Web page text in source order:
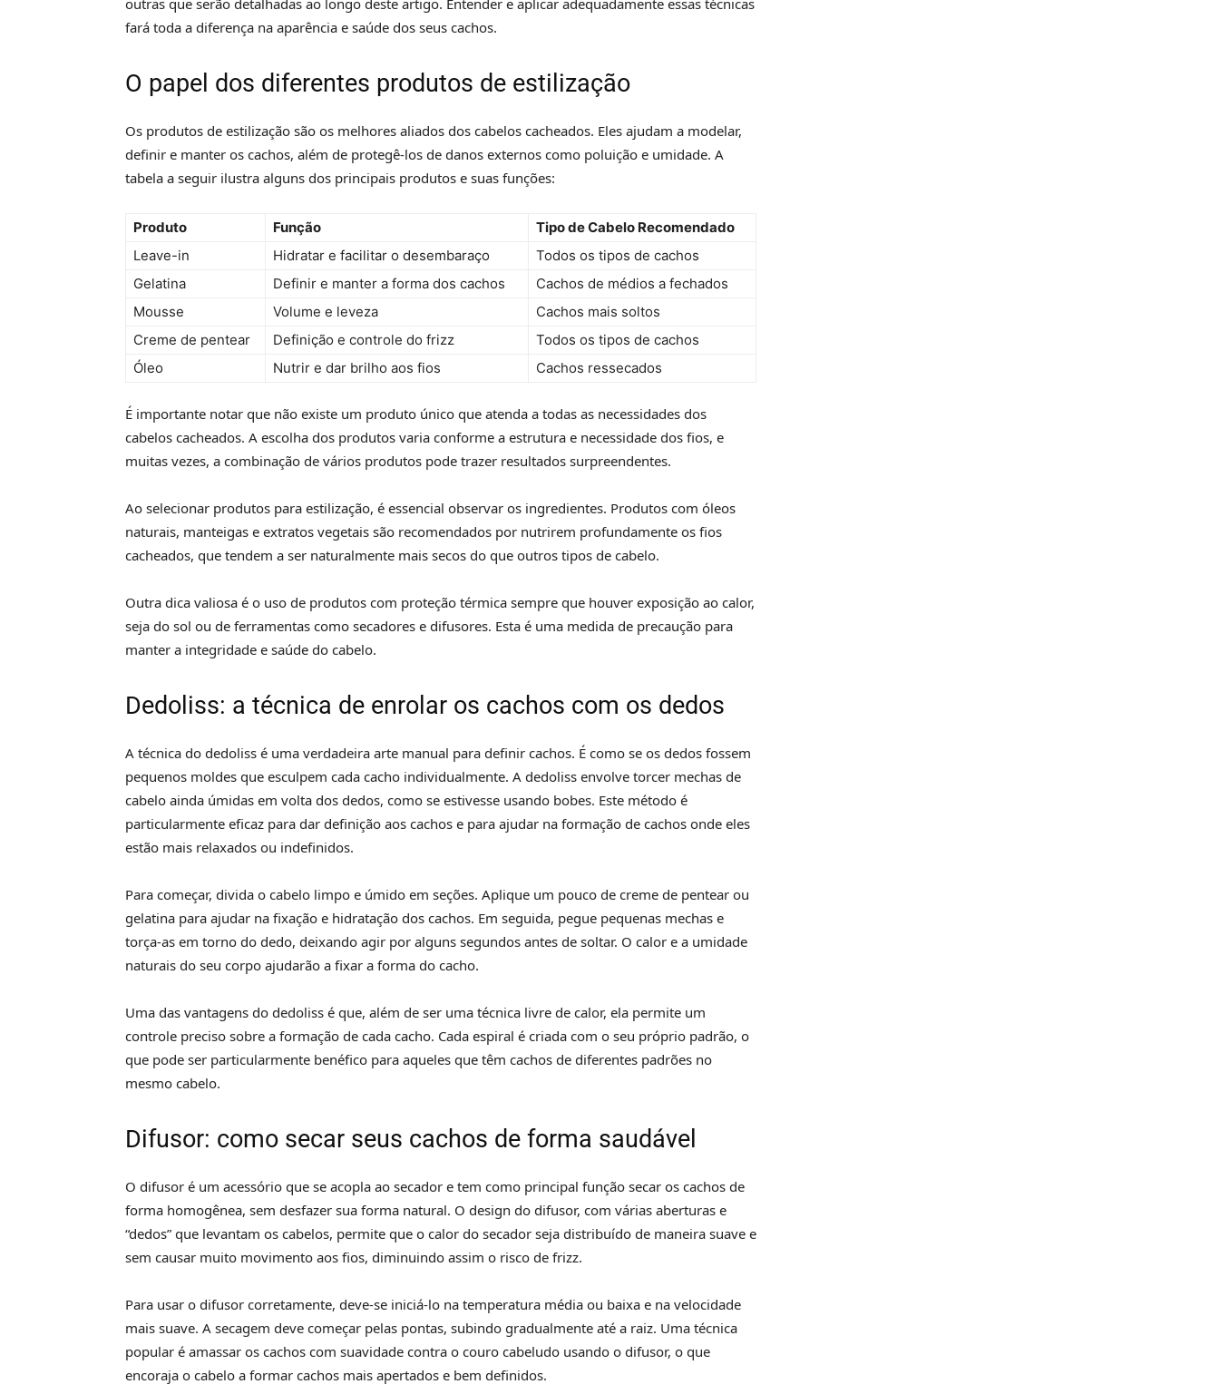
outras que serão detalhadas ao longo deste artigo. Entender e aplicar adequadamente essas técnicas
fará toda a diferença na aparência e saúde dos seus cachos.
O papel dos diferentes produtos de estilização
Os produtos de estilização são os melhores aliados dos cabelos cacheados. Eles ajudam a modelar,
definir e manter os cachos, além de protegê-los de danos externos como poluição e umidade. A
tabela a seguir ilustra alguns dos principais produtos e suas funções:
Produto Função
Tipo de Cabelo Recomendado
Leave-in
Hidratar e facilitar o desembaraço
Todos os tipos de cachos
Gelatina
Definir e manter a forma dos cachos
Cachos de médios a fechados
Mousse
Volume e leveza
Cachos mais soltos
Creme de pentear
Definição e controle do frizz
Todos os tipos de cachos
Óleo
Nutrir e dar brilho aos fios Cachos ressecados
É importante notar que não existe um produto único que atenda a todas as necessidades dos
cabelos cacheados. A escolha dos produtos varia conforme a estrutura e necessidade dos fios, e
muitas vezes, a combinação de vários produtos pode trazer resultados surpreendentes.
Ao selecionar produtos para estilização, é essencial observar os ingredientes. Produtos com óleos
naturais, manteigas e extratos vegetais são recomendados por nutrirem profundamente os fios
cacheados, que tendem a ser naturalmente mais secos do que outros tipos de cabelo.
Outra dica valiosa é o uso de produtos com proteção térmica sempre que houver exposição ao calor,
seja do sol ou de ferramentas como secadores e difusores. Esta é uma medida de precaução para
manter a integridade e saúde do cabelo.
Dedoliss: a técnica de enrolar os cachos com os dedos
A técnica do dedoliss é uma verdadeira arte manual para definir cachos. É como se os dedos fossem
pequenos moldes que esculpem cada cacho individualmente. A dedoliss envolve torcer mechas de
cabelo ainda úmidas em volta dos dedos, como se estivesse usando bobes. Este método é
particularmente eficaz para dar definição aos cachos e para ajudar na formação de cachos onde eles
estão mais relaxados ou indefinidos.
Para começar, divida o cabelo limpo e úmido em seções. Aplique um pouco de creme de pentear ou
gelatina para ajudar na fixação e hidratação dos cachos. Em seguida, pegue pequenas mechas e
torça-as em torno do dedo, deixando agir por alguns segundos antes de soltar. O calor e a umidade
naturais do seu corpo ajudarão a fixar a forma do cacho.
Uma das vantagens do dedoliss é que, além de ser uma técnica livre de calor, ela permite um
controle preciso sobre a formação de cada cacho. Cada espiral é criada com o seu próprio padrão, o
que pode ser particularmente benéfico para aqueles que têm cachos de diferentes padrões no
mesmo cabelo.
Difusor: como secar seus cachos de forma saudável
O difusor é um acessório que se acopla ao secador e tem como principal função secar os cachos de
forma homogênea, sem desfazer sua forma natural. O design do difusor, com várias aberturas e
“dedos” que levantam os cabelos, permite que o calor do secador seja distribuído de maneira suave e
sem causar muito movimento aos fios, diminuindo assim o risco de frizz.
Para usar o difusor corretamente, deve-se iniciá-lo na temperatura média ou baixa e na velocidade
mais suave. A secagem deve começar pelas pontas, subindo gradualmente até a raiz. Uma técnica
popular é amassar os cachos com suavidade contra o couro cabeludo usando o difusor, o que
encoraja o cabelo a formar cachos mais apertados e bem definidos.